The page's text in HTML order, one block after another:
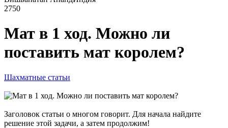
2750
Мат в 1 ход. Можно ли
поставить мат королем?
Шахматные статьи
Заголовок статьи о многом говорит. Для начала найдите
решение этой задачи, а затем продолжим!